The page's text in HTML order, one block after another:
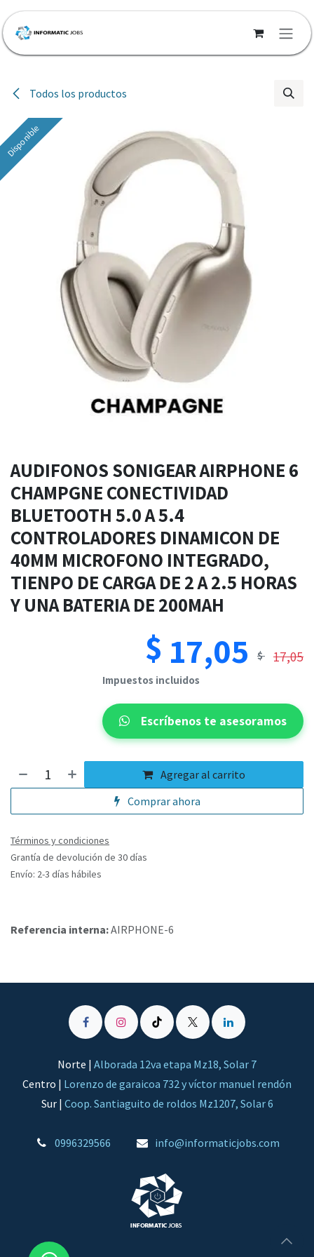
Ir al contenido
Todos los productos
Disponible
AUDIFONOS SONIGEAR AIRPHONE 6
CHAMPGNE CONECTIVIDAD
BLUETOOTH 5.0 A 5.4
CONTROLADORES DINAMICON DE
40MM MICROFONO INTEGRADO,
TIENPO DE CARGA DE 2 A 2.5 HORAS
Y UNA BATERIA DE 200MAH
$ 17,05 $ 17,05
​​Impuestos incluidos
Escríbenos te asesoramos​
Agregar al carrito
Comprar ahora
Términos y condiciones
Grantía de devolución de 30 días
Envío: 2-3 días hábiles
Referencia interna:AIRPHONE-6
Norte | Alborada 12va etapa Mz18, Solar 7
Centro | Lorenzo de garaicoa 732 y víctor manuel rendón
Sur | Coop. Santiaguito de roldos Mz1207, Solar 6
0996329566 ​info@informaticjobs.com